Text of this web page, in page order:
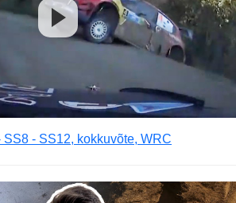
- SS12, kokkuvõte, WRC